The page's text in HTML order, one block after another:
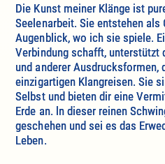
Die Kunst meiner Klänge ist
Seelenarbeit. Sie entstehen als
Augenblick, wo ich sie spiele.
Verbindung schafft, unterstützt
und anderer Ausdrucksformen,
einzigartigen Klangreisen. Sie
Selbst und bieten dir eine
Erde an. ln dieser reinen
geschehen und sei es das
Leben.